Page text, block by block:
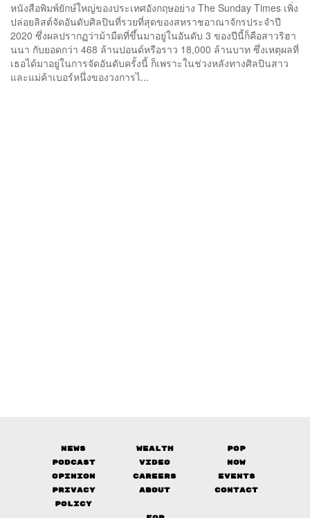
หนังสือพิมพ์ยักษ์ใหญ่ของประเทศอังกฤษอย่าง The Sunday Times เพิ่ง
ปล่อยลิสต์จัดอันดับศิลปินที่รวยที่สุดของสหราชอาณาจักรประจำปี
2020 ซึ่งผลปรากฏว่าม้ามืดที่ขึ้นมาอยู่ในอันดับ 3 ของปีนี้ก็คือสาวริฮา
นนา กับยอดกว่า 468 ล้านปอนด์หรือราว 18,000 ล้านบาท ซึ่งเหตุผลที่
เธอได้มาอยู่ในการจัดอันดับครั้งนี้ ก็เพราะในช่วงหลังทางศิลปินสาว
และแม่ค้าเบอร์หนึ่งของวงการไ...
News Wealth
Pop
Podcast
Video
Now
Opinion
Careers
Events
Privacy
Policy
About Contact